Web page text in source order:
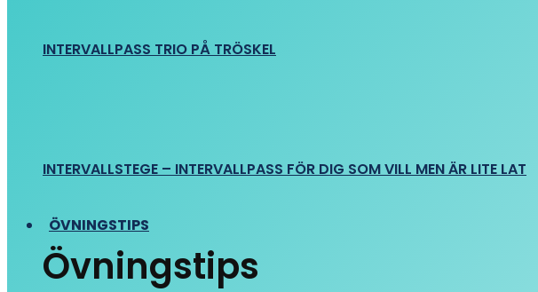
INTERVALLPASS TRIO PÅ TRÖSKEL
INTERVALLSTEGE – INTERVALLPASS FÖR DIG SOM VILL MEN ÄR LITE LAT
ÖVNINGSTIPS
Övningstips